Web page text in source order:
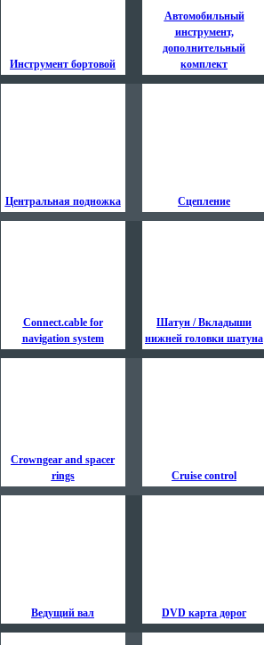
Инструмент бортовой
Автомобильный
инструмент,
дополнительный
комплект
Центральная подножка Сцепление
Connect.cable for
navigation system
Шатун / Вкладыши
нижней головки шатуна
Crowngear and spacer
rings
Cruise control
Ведущий вал DVD карта дорог